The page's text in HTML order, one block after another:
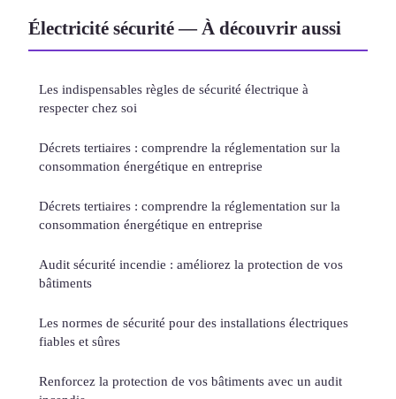
Électricité sécurité — À découvrir aussi
Les indispensables règles de sécurité électrique à
respecter chez soi
Décrets tertiaires : comprendre la réglementation sur la
consommation énergétique en entreprise
Décrets tertiaires : comprendre la réglementation sur la
consommation énergétique en entreprise
Audit sécurité incendie : améliorez la protection de vos
bâtiments
Les normes de sécurité pour des installations électriques
fiables et sûres
Renforcez la protection de vos bâtiments avec un audit